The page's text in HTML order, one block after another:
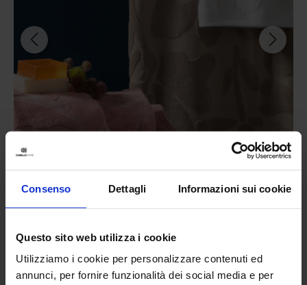
Consenso Dettagli Informazioni sui cookie
Questo sito web utilizza i cookie
Utilizziamo i cookie per personalizzare contenuti ed
annunci, per fornire funzionalità dei social media e per
34,90€ Da 30,00 €
Colori disponibili
OttanioGrigio scuro
BiancoVerdeRosa +1colore